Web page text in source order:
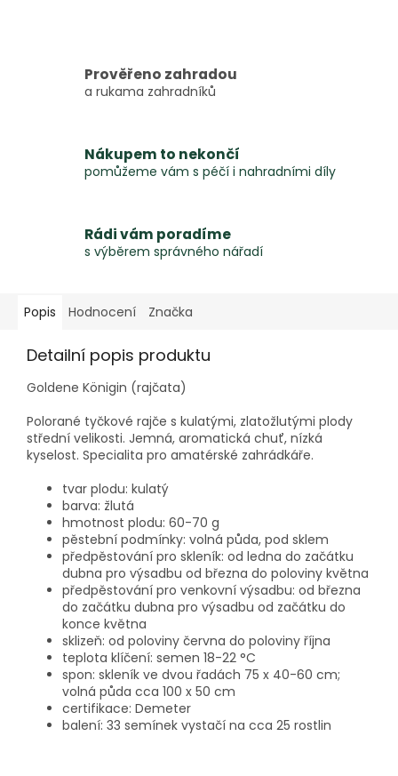
Prověřeno zahradou
a rukama zahradníků
Nákupem to nekončí
pomůžeme vám s péčí i nahradními díly
Rádi vám poradíme
s výběrem správného nářadí
Popis Hodnocení Značka
Detailní popis produktu
Goldene Königin (rajčata)
Polorané tyčkové rajče s kulatými, zlatožlutými plody
střední velikosti. Jemná, aromatická chuť, nízká
kyselost. Specialita pro amatérské zahrádkáře.
tvar plodu: kulatý
barva: žlutá
hmotnost plodu: 60-70 g
pěstební podmínky: volná půda, pod sklem
předpěstování pro skleník: od ledna do začátku
dubna pro výsadbu od března do poloviny května
předpěstování pro venkovní výsadbu: od března
do začátku dubna pro výsadbu od začátku do
konce května
sklizeň: od poloviny června do poloviny října
teplota klíčení: semen 18-22 °C
spon: skleník ve dvou řadách 75 x 40-60 cm;
volná půda cca 100 x 50 cm
certifikace: Demeter
balení: 33 semínek vystačí na cca 25 rostlin